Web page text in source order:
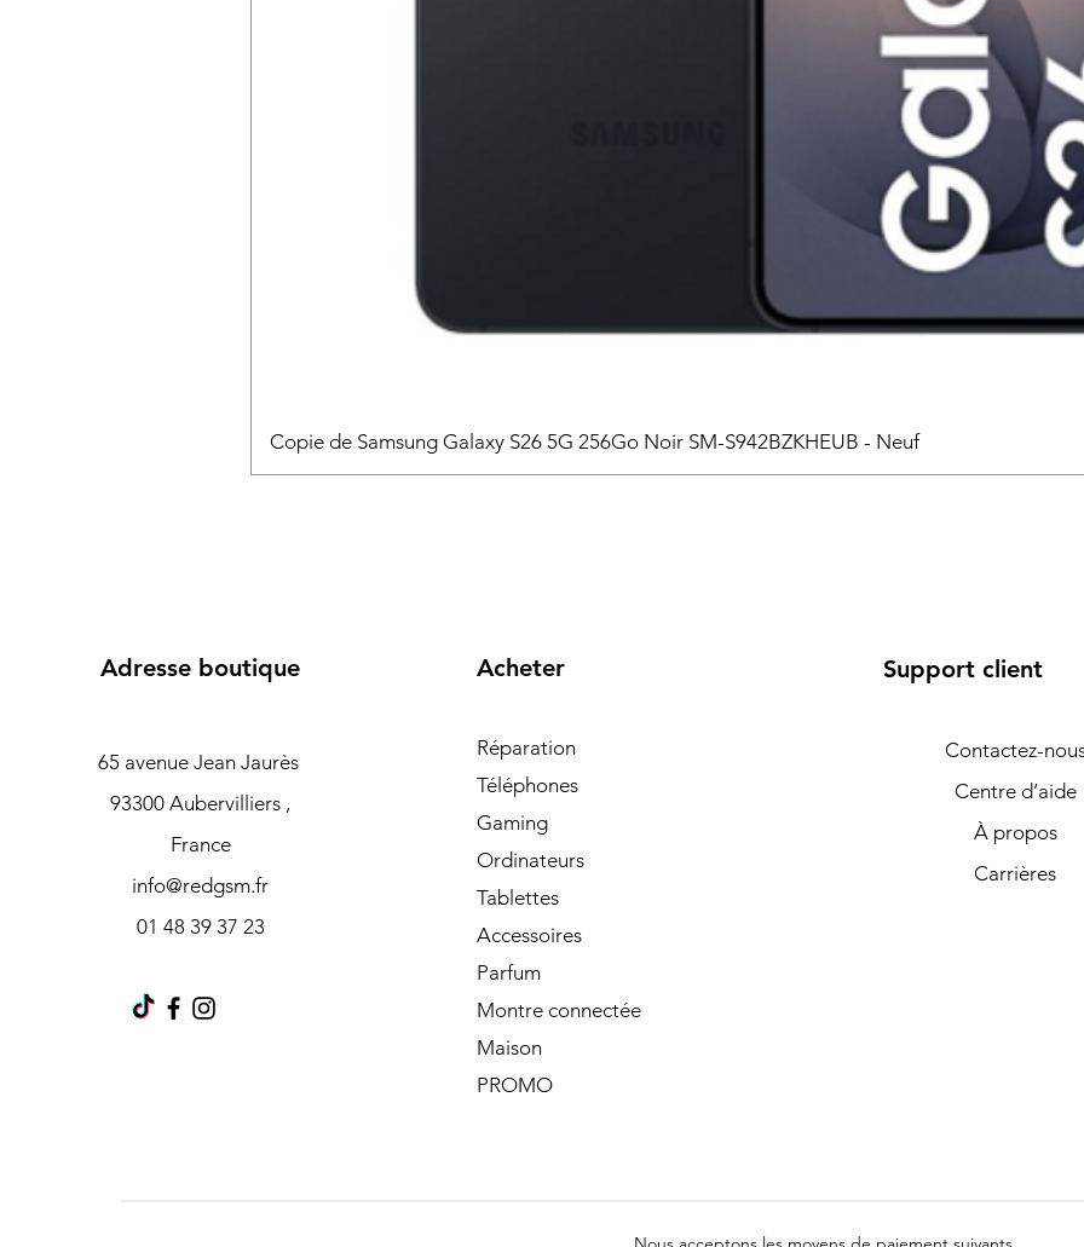
Copie de Samsung Galaxy S26 5G 256Go Noir SM-S942BZKHEUB - Neuf
Adresse boutique
65 avenue Jean Jaurès
93300 Aubervilliers ,
France
info@redgsm.fr
01 48 39 37 23
Acheter
Réparation
Téléphones
Gaming
Ordinateurs
Tablettes
Accessoires
Parfum
Montre connectée
Maison
PROMO
Support client
Contactez-
Centre d’aide
À propos
Carrières